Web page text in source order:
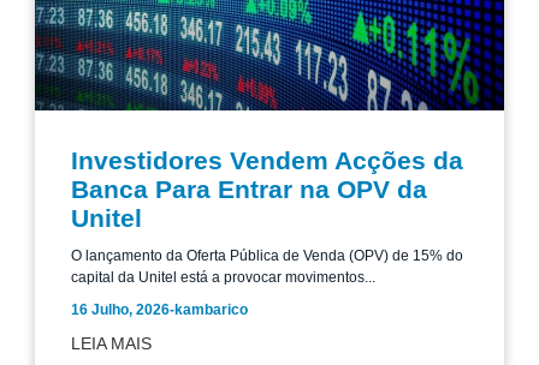
Investidores Vendem Acções da
Banca Para Entrar na OPV da
Unitel
O lançamento da Oferta Pública de Venda (OPV) de 15% do
capital da Unitel está a provocar movimentos...
16 Julho, 2026-kambarico
LEIA MAIS